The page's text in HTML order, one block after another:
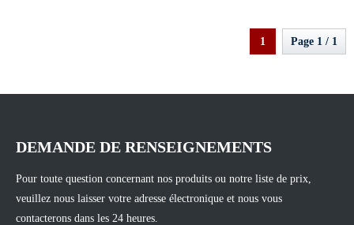
1 Page 1 / 1
DEMANDE DE RENSEIGNEMENTS
Pour toute question concernant nos produits ou notre liste de prix,
veuillez nous laisser votre adresse électronique et nous vous
contacterons dans les 24 heures.